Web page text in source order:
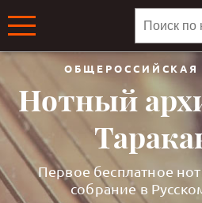
ОБЩЕРОССИЙСКАЯ
Нотный
Первое бесплатное
собрание в